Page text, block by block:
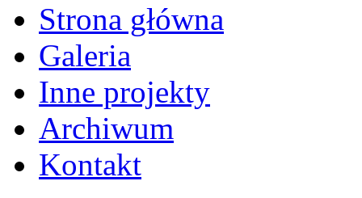
Strona główna
Galeria
Inne projekty
Archiwum
Kontakt